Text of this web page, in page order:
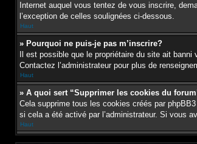
Internet auquel vous tentez de vous inscrire,
l’exception de celles soulignées ci-dessous.
Haut
» Pourquoi ne puis-je pas m’inscrire?
Il est possible que le propriétaire du site ait
Contactez l’administrateur pour plus de
Haut
» A quoi sert “Supprimer les cookies du
Cela supprime tous les cookies créés par
si cela a été activé par l’administrateur. Si vous
Haut